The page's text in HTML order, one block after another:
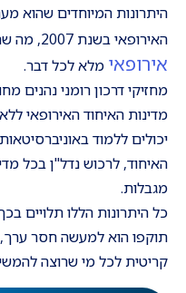
היתרונות המיוחדים שהוא
האירופאי בשנת 2007, מה שהפך את הדרכון הרומני
אירופאי מלא לכל דבר.
מדינות האיחוד האירופאי
יכולים ללמוד
האיחוד, לרכוש נדל"ן בכל
מגבלות.
כל היתרונות הללו תלויים
תוקפו הוא למעשה חסר ערך,
קריטית לכל מי שרוצה